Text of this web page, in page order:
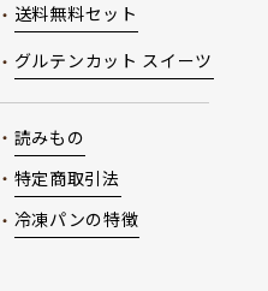
送料無料セット
グルテンカット スイーツ
読みもの
特定商取引法
冷凍パンの特徴